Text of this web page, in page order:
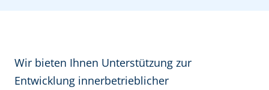
Wir bieten Ihnen Unterstützung zur
Entwicklung innerbetrieblicher